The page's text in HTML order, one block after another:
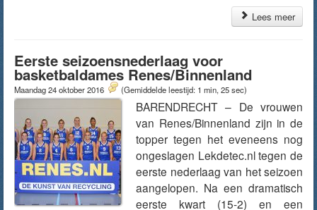
Lees meer
Eerste seizoensnederlaag voor
basketbaldames Renes/Binnenland
Maandag 24 oktober 2016 (Gemiddelde leestijd: 1 min, 25 sec)
BARENDRECHT – De vrouwen
van Renes/Binnenland zijn in de
topper tegen het eveneens nog
ongeslagen Lekdetec.nl tegen de
eerste nederlaag van het seizoen
aangelopen. Na een dramatisch
eerste kwart (15-2) en een